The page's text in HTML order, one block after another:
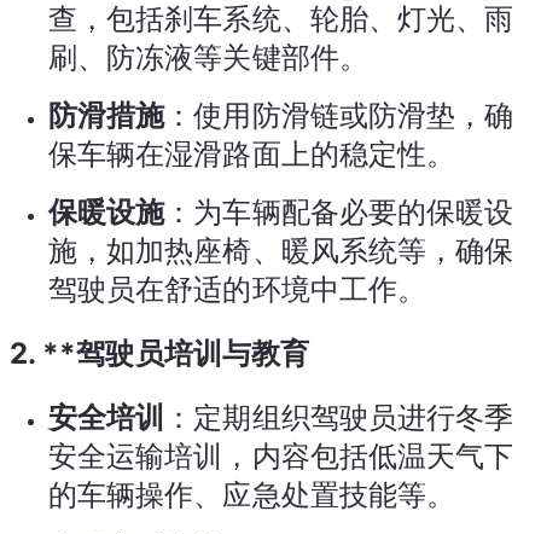
查，包括刹车系统、轮胎、灯光、雨
刷、防冻液等关键部件。
防滑措施：使用防滑链或防滑垫，确
保车辆在湿滑路面上的稳定性。
保暖设施：为车辆配备必要的保暖设
施，如加热座椅、暖风系统等，确保
驾驶员在舒适的环境中工作。
2. **驾驶员培训与教育
安全培训 ：定期组织驾驶员进行冬季
安全运输培训，内容包括低温天气下
的车辆操作、应急处置技能等。